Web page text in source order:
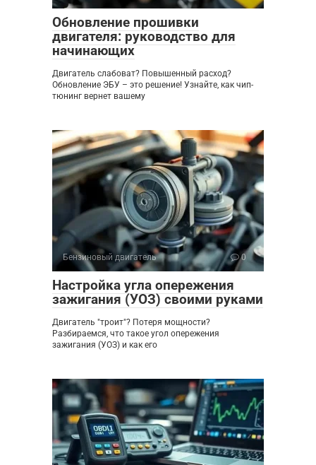
Обновление прошивки
двигателя: руководство для
начинающих
Двигатель слабоват? Повышенный расход?
Обновление ЭБУ – это решение! Узнайте, как чип-
тюнинг вернет вашему
Бензиновый двигатель 0
Настройка угла опережения
зажигания (УОЗ) своими руками
Двигатель "троит"? Потеря мощности?
Разбираемся, что такое угол опережения
зажигания (УОЗ) и как его